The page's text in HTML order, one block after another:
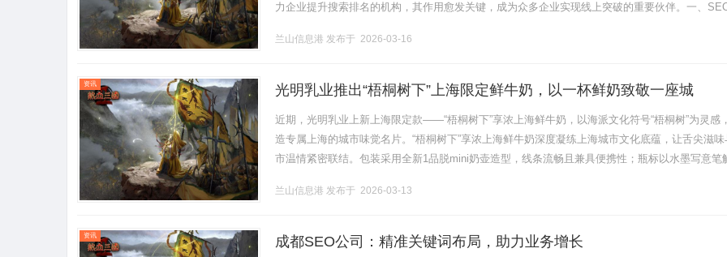
力企业提升搜索排名的机构，其作用愈发关键，成为众多企业实现线上突破的重要伙伴。一、
着.........
兰山信息港 发布于 2026-03-16
资讯 光明乳业推出“梧桐树下”上海限定鲜牛奶，以一杯鲜奶致敬一座城
近期，光明乳业上新上海限定款——“梧桐树下”享浓上海鲜牛奶，以海派文化符号“梧桐树”为灵感
造专属上海的城市味觉名片。“梧桐树下”享浓上海鲜牛奶深度凝练上海城市文化底蕴，让舌尖滋味
市温情紧密联结。包装采用全新1品脱mini奶壶造型，线条流畅且兼具便携性；瓶标以水墨写意笔
兰山信息港 发布于 2026-03-13
资讯 成都SEO公司：精准关键词布局，助力业务增长